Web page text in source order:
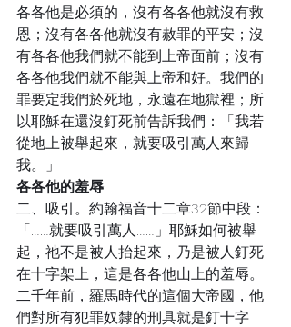
各各他是必須的，沒有各各他就沒有救
恩；沒有各各他就沒有赦罪的平安；沒
有各各他我們就不能到上帝面前；沒有
各各他我們就不能與上帝和好。我們的
罪要定我們於死地，永遠在地獄裡；所
以耶穌在還沒釘死前告訴我們：「我若
從地上被舉起來，就要吸引萬人來歸
我。」
各各他的羞辱
二、吸引。約翰福音十二章32節中段：
「……就要吸引萬人……」耶穌如何被舉
起，祂不是被人抬起來，乃是被人釘死
在十字架上，這是各各他山上的羞辱。
二千年前，羅馬時代的這個大帝國，他
們對所有犯罪奴隸的刑具就是釘十字